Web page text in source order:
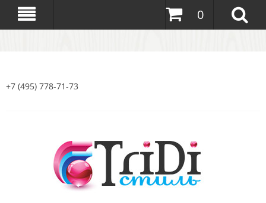
0
+7 (495) 778-71-73